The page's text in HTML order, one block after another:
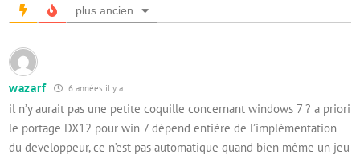
plus ancien
wazarf 6 années il y a
il n’y aurait pas une petite coquille concernant windows 7 ? a priori
le portage DX12 pour win 7 dépend entière de l’implémentation
du developpeur, ce n’est pas automatique quand bien même un jeu